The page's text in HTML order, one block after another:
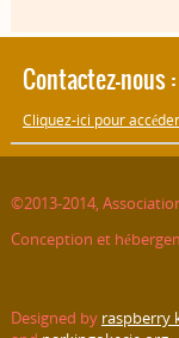
Contactez-nous :
Cliquez-ici pour
©2013-2014,
Conception et
Designed by raspberry